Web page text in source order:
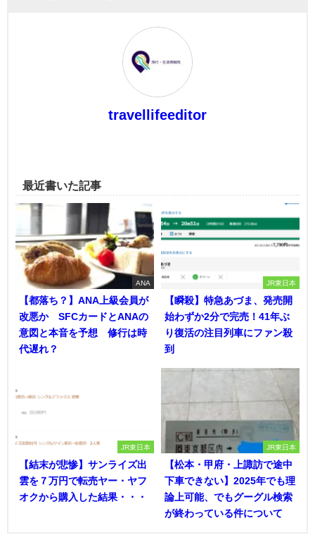
travellifeeditor
最近書いた記事
ANA
【都落ち？】ANA上級会員が
改悪か SFCカードとANAの
意図と本音を予想 修行は時
代遅れ？
JR東日本
【瞬殺】特急あづま、発売開
始わずか2分で完売！41年ぶ
り復活の注目列車にファン殺
到
JR東日本
【結末が悲惨】サンライズ出
雲を７万円で転売ヤー・ヤフ
オクから購入した結果・・・
JR東日本
【松本・甲府・上諏訪で途中
下車できない】2025年でも理
論上可能、でもグーグル検索
が終わっている件について